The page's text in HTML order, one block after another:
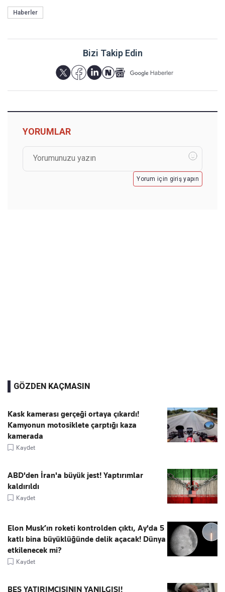
Haberler
Bizi Takip Edin
YORUMLAR
Yorum için giriş yapın
GÖZDEN KAÇMASIN
Kask kamerası gerçeği ortaya çıkardı!
Kamyonun motosiklete çarptığı kaza
kamerada
Kaydet
ABD'den İran'a büyük jest! Yaptırımlar
kaldırıldı
Kaydet
Elon Musk’ın roketi kontrolden çıktı, Ay'da 5
katlı bina büyüklüğünde delik açacak! Dünya
etkilenecek mi?
Kaydet
BES YATIRIMCISININ YANILGISI!